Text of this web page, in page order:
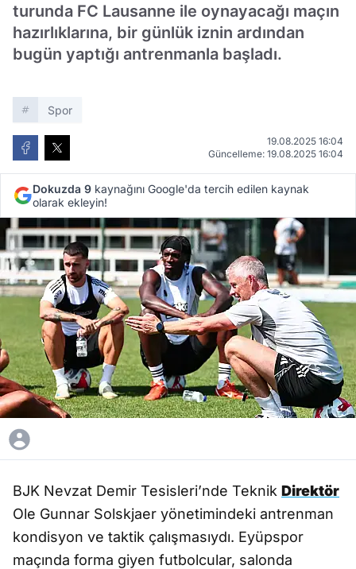
turunda FC Lausanne ile oynayacağı maçın
hazırlıklarına, bir günlük iznin ardından
bugün yaptığı antrenmanla başladı.
Spor
19.08.2025 16:04
Güncelleme: 19.08.2025 16:04
Dokuzda 9 kaynağını Google'da tercih edilen kaynak
olarak ekleyin!
BJK Nevzat Demir Tesisleri’nde Teknik Direktör
Ole Gunnar Solskjaer yönetimindeki antrenman
kondisyon ve taktik çalışmasıydı. Eyüpspor
maçında forma giyen futbolcular, salonda